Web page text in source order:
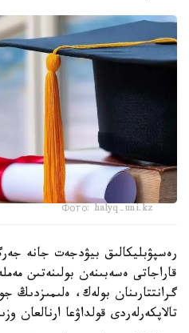
Фото: halyq-uni.kz
رەسپۋبليكالىق بيۋدجەت جانە
قاراجاتى ەسەبىنەن بولىنەتىن
گرانتتارىنان بولەك، ەلىمىزدىڭ
تالاپكەرلەردى قولداۋعا ارنالعان